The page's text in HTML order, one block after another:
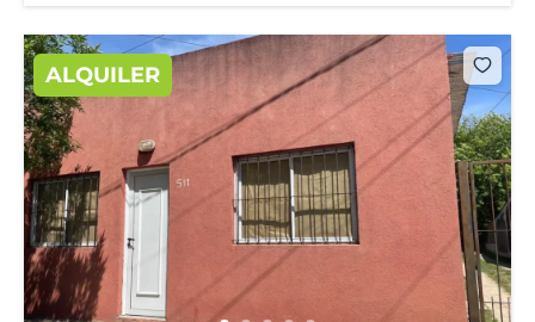
ALQUILER